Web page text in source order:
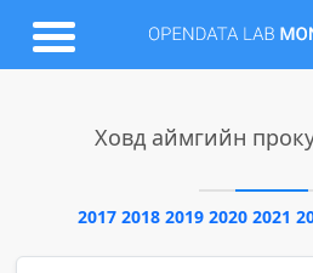
Ховд аймгийн
2017 2018 2019 2020 2021